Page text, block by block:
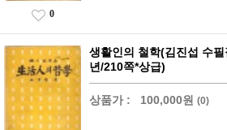
0
생활인의 철학(김진섭 수
년/210쪽*상급)
상품가 : 100,000원 (0)